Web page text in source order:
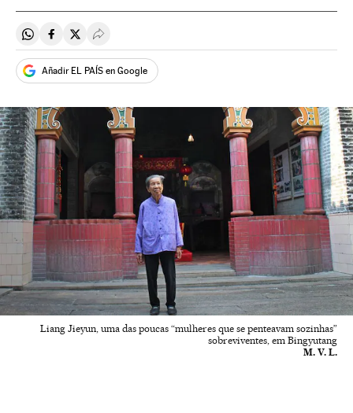
Compartir en Whatsapp
Compartir en Facebook
Compartir en Twitter
Desplegar Redes Sociales
Añadir EL PAÍS en Google
Liang Jieyun, uma das poucas “mulheres que se penteavam sozinhas”
sobreviventes, em Bingyutang
M. V. L.